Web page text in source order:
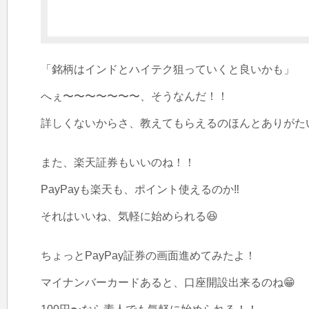
「銘柄はインドとハイテク狙っていくと良いかも」
へぇ〜〜〜〜〜〜〜、そうなんだ！！
詳しくないからさ、教えてもらえるのほんとありがた
また、楽天証券もいいのね！！
PayPayも楽天も、ポイント使えるのか‼️
それはいいね、気軽に始められる😆
ちょっとPayPay証券の画面進めてみたよ！
マイナンバーカードあると、口座開設出来るのね😁